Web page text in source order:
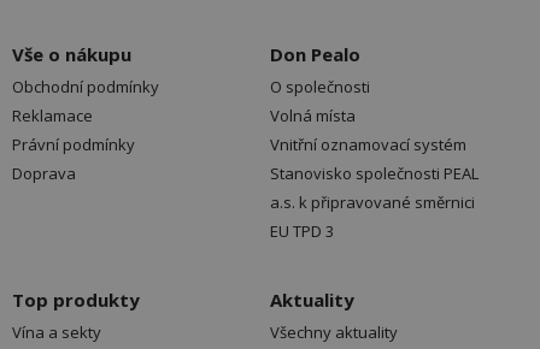
Vše o nákupu
Obchodní podmínky
Reklamace
Právní podmínky
Doprava
Don Pealo
O společnosti
Volná místa
Vnitřní oznamovací systém
Stanovisko společnosti PEAL
a.s. k připravované směrnici
EU TPD 3
Top produkty
Vína a sekty
Aktuality
Všechny aktuality